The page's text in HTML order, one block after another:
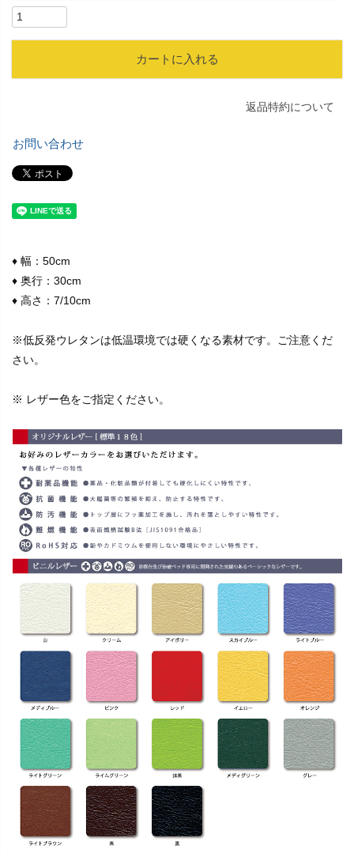
カートに入れる
返品特約について
お問い合わせ
♦ 幅：50cm
♦ 奥行：30cm
♦ 高さ：7/10cm
※低反発ウレタンは低温環境では硬くなる素材です。ご注意くだ
さい。
※ レザー色をご指定ください。